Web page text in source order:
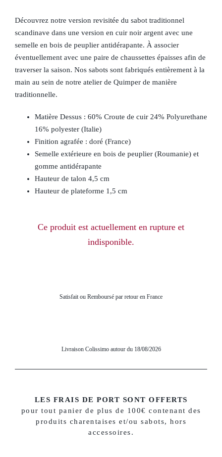
Découvrez notre version revisitée du sabot traditionnel
scandinave dans une version en cuir noir argent avec une
semelle en bois de peuplier antidérapante. À associer
éventuellement avec une paire de chaussettes épaisses afin de
traverser la saison. Nos sabots sont fabriqués entièrement à la
main au sein de notre atelier de Quimper de manière
traditionnelle.
Matière Dessus : 60% Croute de cuir 24% Polyurethane
16% polyester (Italie)
Finition agrafée : doré (France)
Semelle extérieure en bois de peuplier (Roumanie) et
gomme antidérapante
Hauteur de talon 4,5 cm
Hauteur de plateforme 1,5 cm
Ce produit est actuellement en rupture et
indisponible.
Satisfait ou Remboursé par retour en France
Livraison Colissimo autour du 18/08/2026
LES FRAIS DE PORT SONT OFFERTS
pour tout panier de plus de 100€ contenant des
produits charentaises et/ou sabots, hors
accessoires.